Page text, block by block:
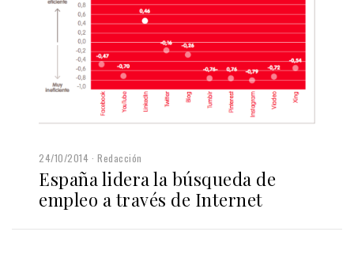
24/10/2014 Redacción
España lidera la búsqueda de
empleo a través de Internet